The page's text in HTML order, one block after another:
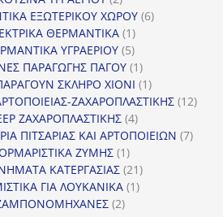
προϊόντα
ΕΞΩΤΕΡΙΚΟΥ ΧΩΡΟΥ 66
ΘΕΡΜΑΝΤΙΚΑ 11
προϊόν
ΥΓΡΑΕΡΙΟΥ 55
προϊόντα
ΠΑΡΑΓΩΓΗΣ ΠΑΓΟΥ 11
προϊόν
ΣΚΛΗΡΟ ΧΙΟΝΙ 11
προϊόν
ΖΑΧΑΡΟΠΛΑΣΤΙΚΗΣ 1212
ΖΑΧΑΡΟΠΛΑΣΤΙΚΗΣ 44
προϊόντα
ΠΙΤΣΑΡΙΑΣ ΚΑΙ ΑΡΤΟΠΟΙΕΙΩΝ 77
ΖΥΜΗΣ 11
προϊόν
ΚΑΤΕΡΓΑΣΙΑΣ 2121
προϊόντα
ΓΙΑ ΛΟΥΚΑΝΙΚΑ 11
22